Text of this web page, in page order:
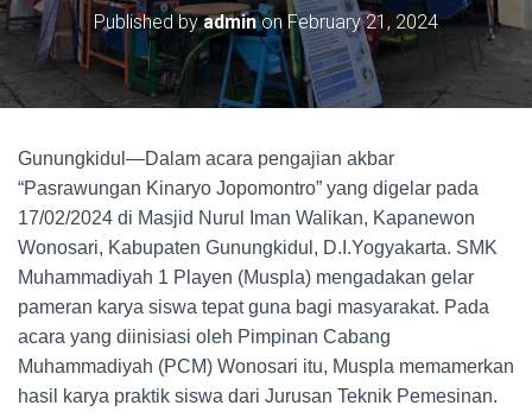
Published byadminon February 21, 2024
Gunungkidul—Dalam acara pengajian akbar
“Pasrawungan Kinaryo Jopomontro” yang digelar pada
17/02/2024 di Masjid Nurul Iman Walikan, Kapanewon
Wonosari, Kabupaten Gunungkidul, D.I.Yogyakarta. SMK
Muhammadiyah 1 Playen (Muspla) mengadakan gelar
pameran karya siswa tepat guna bagi masyarakat. Pada
acara yang diinisiasi oleh Pimpinan Cabang
Muhammadiyah (PCM) Wonosari itu, Muspla memamerkan
hasil karya praktik siswa dari Jurusan Teknik Pemesinan.